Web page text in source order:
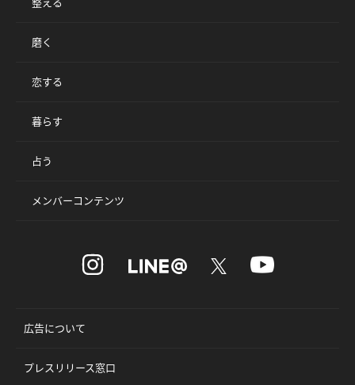
磨く
恋する
暮らす
占う
メンバーコンテンツ
広告について
プレスリリース窓口